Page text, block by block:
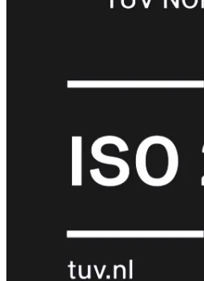
50GFortiWiFi
61F
FortiWiFi
70G FortiWiFi
81F
Licentie